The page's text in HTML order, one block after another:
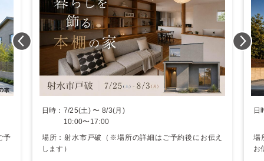
予
日時：7/25(土) 〜 8/3(月)
10:00〜17:00
場所：射水市戸破（※場所の詳細はご予約後にお伝え
します）
日
場
お